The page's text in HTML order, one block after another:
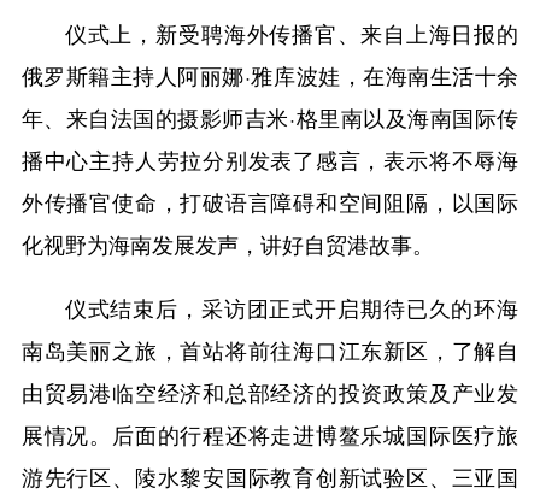
仪式上，新受聘海外传播官、来自上海日报的
俄罗斯籍主持人阿丽娜·雅库波娃，在海南生活十余
年、来自法国的摄影师吉米·格里南以及海南国际传
播中心主持人劳拉分别发表了感言，表示将不辱海
外传播官使命，打破语言障碍和空间阻隔，以国际
化视野为海南发展发声，讲好自贸港故事。
仪式结束后，采访团正式开启期待已久的环海
南岛美丽之旅，首站将前往海口江东新区，了解自
由贸易港临空经济和总部经济的投资政策及产业发
展情况。后面的行程还将走进博鳌乐城国际医疗旅
游先行区、陵水黎安国际教育创新试验区、三亚国